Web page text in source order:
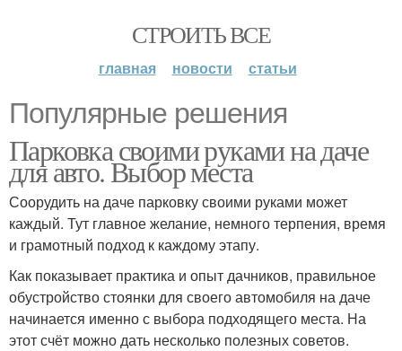
СТРОИТЬ ВСЕ
главная новости статьи
Популярные решения
Парковка своими руками на даче
для авто. Выбор места
Соорудить на даче парковку своими руками может
каждый. Тут главное желание, немного терпения, время
и грамотный подход к каждому этапу.
Как показывает практика и опыт дачников, правильное
обустройство стоянки для своего автомобиля на даче
начинается именно с выбора подходящего места. На
этот счёт можно дать несколько полезных советов.